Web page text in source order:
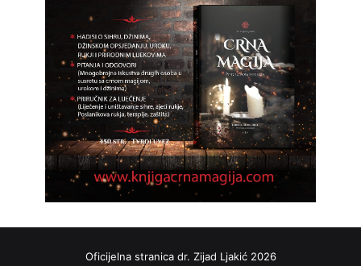
Oficijelna stranica dr. Zijad Ljakić 2026